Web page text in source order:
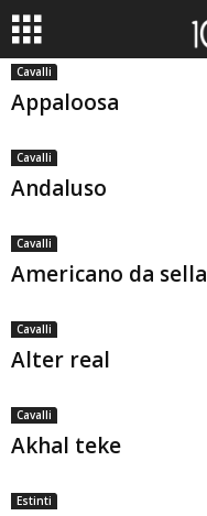
Cavalli
Appaloosa
Cavalli
Andaluso
Cavalli
Americano da sella
Cavalli
Alter real
Cavalli
Akhal teke
Estinti